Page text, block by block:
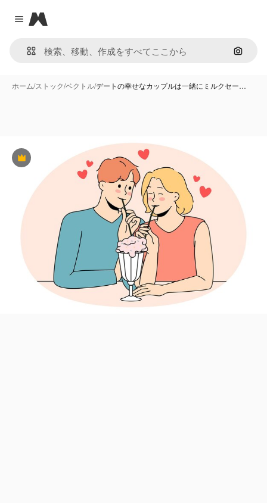
Close menu
Magnific
画像で
ホーム/ストック/ベクトル/デートの幸せなカップルは一緒にミルクセー…
Premium